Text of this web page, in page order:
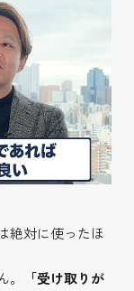
絶対に使ったほ
「受け取りが